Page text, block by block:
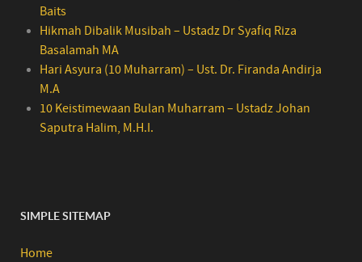
Baits
Hikmah Dibalik Musibah – Ustadz Dr Syafiq Riza
Basalamah MA
Hari Asyura (10 Muharram) – Ust. Dr. Firanda Andirja
M.A
10 Keistimewaan Bulan Muharram – Ustadz Johan
Saputra Halim, M.H.I.
SIMPLE SITEMAP
Home